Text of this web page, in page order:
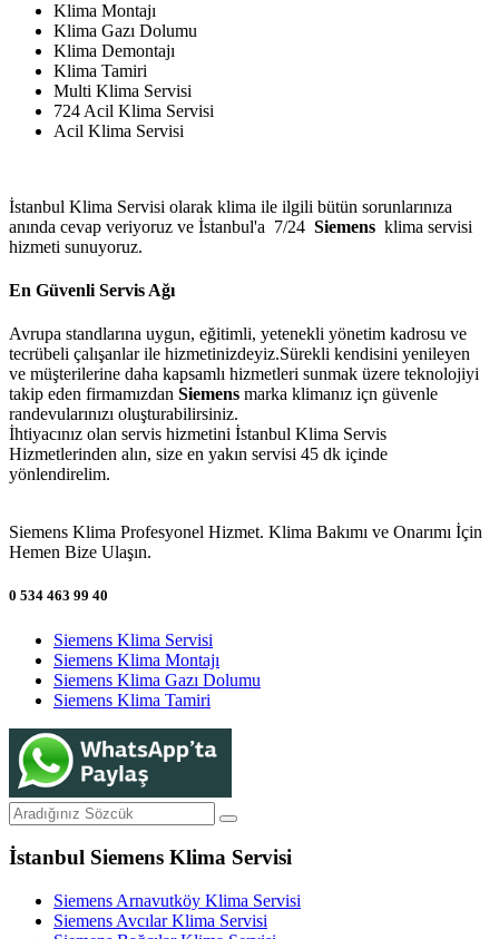
Klima Montajı
Klima Gazı Dolumu
Klima Demontajı
Klima Tamiri
Multi Klima Servisi
724 Acil Klima Servisi
Acil Klima Servisi
İstanbul Klima Servisi olarak klima ile ilgili bütün sorunlarınıza
anında cevap veriyoruz ve İstanbul'a 7/24 Siemens klima servisi
hizmeti sunuyoruz.
En Güvenli Servis Ağı
Avrupa standlarına uygun, eğitimli, yetenekli yönetim kadrosu ve
tecrübeli çalışanlar ile hizmetinizdeyiz.Sürekli kendisini yenileyen
ve müşterilerine daha kapsamlı hizmetleri sunmak üzere teknolojiyi
takip eden firmamızdan Siemens marka klimanız içn güvenle
randevularınızı oluşturabilirsiniz.
İhtiyacınız olan servis hizmetini İstanbul Klima Servis
Hizmetlerinden alın, size en yakın servisi 45 dk içinde
yönlendirelim.
Siemens Klima Profesyonel Hizmet. Klima Bakımı ve Onarımı İçin
Hemen Bize Ulaşın.
0 534 463 99 40
Siemens Klima Servisi
Siemens Klima Montajı
Siemens Klima Gazı Dolumu
Siemens Klima Tamiri
İstanbul Siemens Klima Servisi
Siemens Arnavutköy Klima Servisi
Siemens Avcılar Klima Servisi